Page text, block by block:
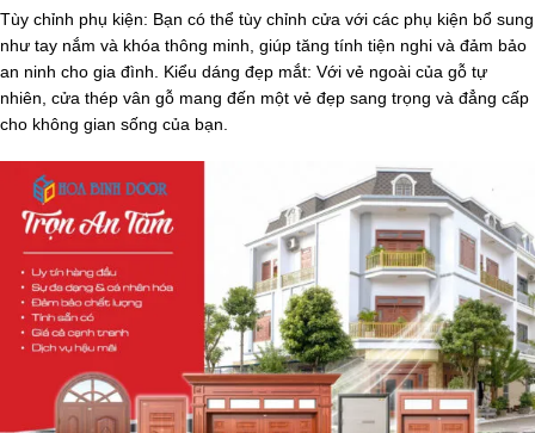
Tùy chỉnh phụ kiện: Bạn có thể tùy chỉnh cửa với các phụ kiện bổ sung
như tay nắm và khóa thông minh, giúp tăng tính tiện nghi và đảm bảo
an ninh cho gia đình. Kiểu dáng đẹp mắt: Với vẻ ngoài của gỗ tự
nhiên, cửa thép vân gỗ mang đến một vẻ đẹp sang trọng và đẳng cấp
cho không gian sống của bạn.